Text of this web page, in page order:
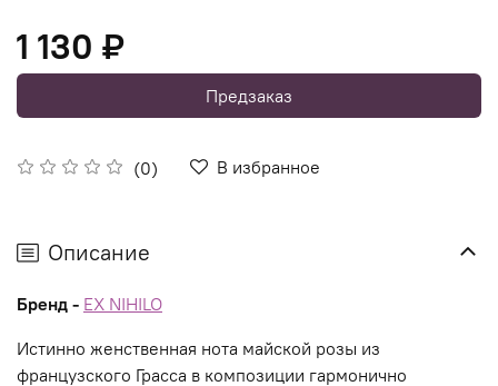
(0) В избранное
1 130 ₽
Предзаказ
Описание
Бренд - EX NIHILO
Истинно женственная нота майской розы из
французского Грасса в композиции гармонично